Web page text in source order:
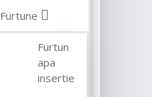
Furtune
Furtun
apa
insertie